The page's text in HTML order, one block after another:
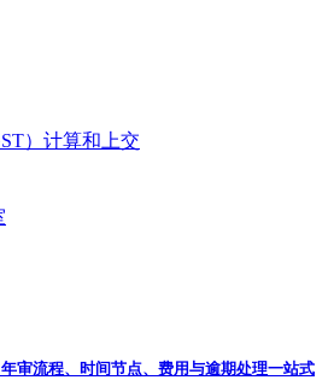
）计算和上交
审流程、时间节点、费用与逾期处理一站式